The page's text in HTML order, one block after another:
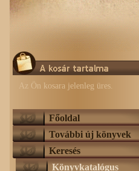
Az Ön kosara jelenleg üres.
Főoldal
További új könyvek
Keresés
Könyvkatalógus